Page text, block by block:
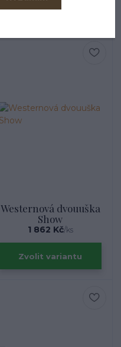
Zvolit variantu
Westernová dvouuška
Show
1 862 Kč/ks
Zvolit variantu